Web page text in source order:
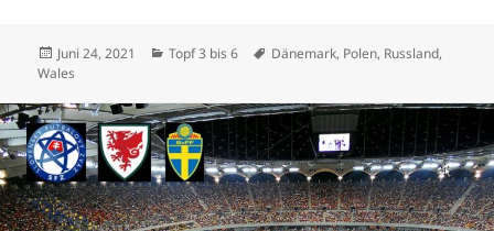
Veröffentlicht
am
Juni 24, 2021 Kategorien
Topf 3 bis 6 Schlagwörter
Dänemark, Polen, Russland,
Wales